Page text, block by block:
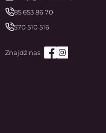
85 653 86 70
570 510 516